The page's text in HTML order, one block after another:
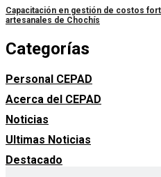
Capacitación en gestión de costos
artesanales de Chochís
Categorías
Personal CEPAD
Acerca del CEPAD
Noticias
Ultimas Noticias
Destacado